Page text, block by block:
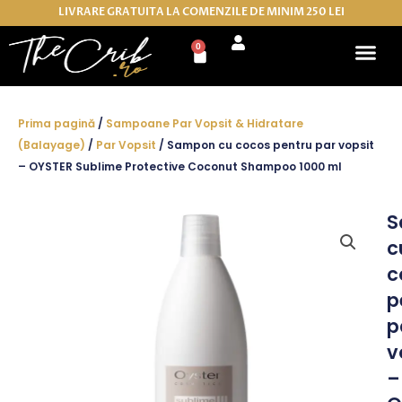
to
content
LIVRARE GRATUITA LA COMENZILE DE MINIM 250 LEI
0
Cart
Prima pagină / Sampoane Par Vopsit & Hidratare
(Balayage) / Par Vopsit / Sampon cu cocos pentru par vopsit
– OYSTER Sublime Protective Coconut Shampoo 1000 ml
–